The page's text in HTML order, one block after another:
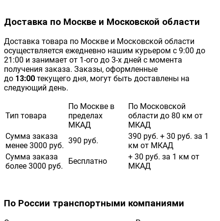
Доставка по Москве и Московской области
Доставка товара по Москве и Московской области
осуществляется ежедневно нашим курьером с 9:00 до
21:00 и занимает от 1-ого до 3-х дней с момента
получения заказа. Заказы, оформленные
до 13:00 текущего дня, могут быть доставлены на
следующий день.
Тип товара
По Москве в
пределах
МКАД
По Московской
области до 80 км от
МКАД
Сумма заказа
менее 3000 руб.
390 руб.
390 руб. + 30 руб. за 1
км от МКАД
Сумма заказа
более 3000 руб.
Бесплатно
+ 30 руб. за 1 км от
МКАД
По России транспортными компаниями